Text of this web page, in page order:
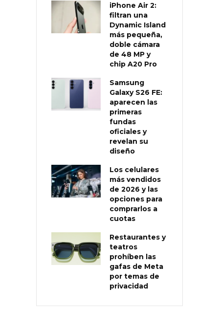
iPhone Air 2:
filtran una
Dynamic Island
más pequeña,
doble cámara
de 48 MP y
chip A20 Pro
Samsung
Galaxy S26 FE:
aparecen las
primeras
fundas
oficiales y
revelan su
diseño
Los celulares
más vendidos
de 2026 y las
opciones para
comprarlos a
cuotas
Restaurantes y
teatros
prohíben las
gafas de Meta
por temas de
privacidad